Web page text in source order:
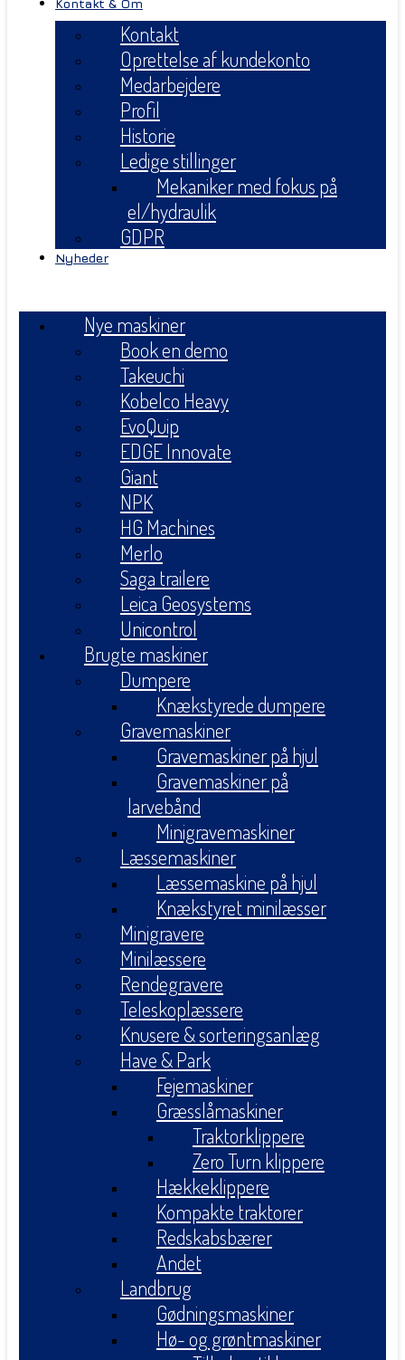
Kontakt & Om
Kontakt
Oprettelse af kundekonto
Medarbejdere
Profil
Historie
Ledige stillinger
Mekaniker med fokus på
el/hydraulik
GDPR
Nyheder
Nye maskiner
Book en demo
Takeuchi
Kobelco Heavy
EvoQuip
EDGE Innovate
Giant
NPK
HG Machines
Merlo
Saga trailere
Leica Geosystems
Unicontrol
Brugte maskiner
Dumpere
Knækstyrede dumpere
Gravemaskiner
Gravemaskiner på hjul
Gravemaskiner på
larvebånd
Minigravemaskiner
Læssemaskiner
Læssemaskine på hjul
Knækstyret minilæsser
Minigravere
Minilæssere
Rendegravere
Teleskoplæssere
Knusere & sorteringsanlæg
Have & Park
Fejemaskiner
Græsslåmaskiner
Traktorklippere
Zero Turn klippere
Hækkeklippere
Kompakte traktorer
Redskabsbærer
Andet
Landbrug
Gødningsmaskiner
Hø- og grøntmaskiner